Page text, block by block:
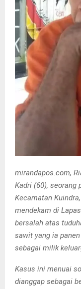
mirandapos.com,
Kadri (60), seorang
Kecamatan
mendekam di
bersalah atas
sawit yang ia
sebagai milik
Kasus ini menuai
dianggap sebagai